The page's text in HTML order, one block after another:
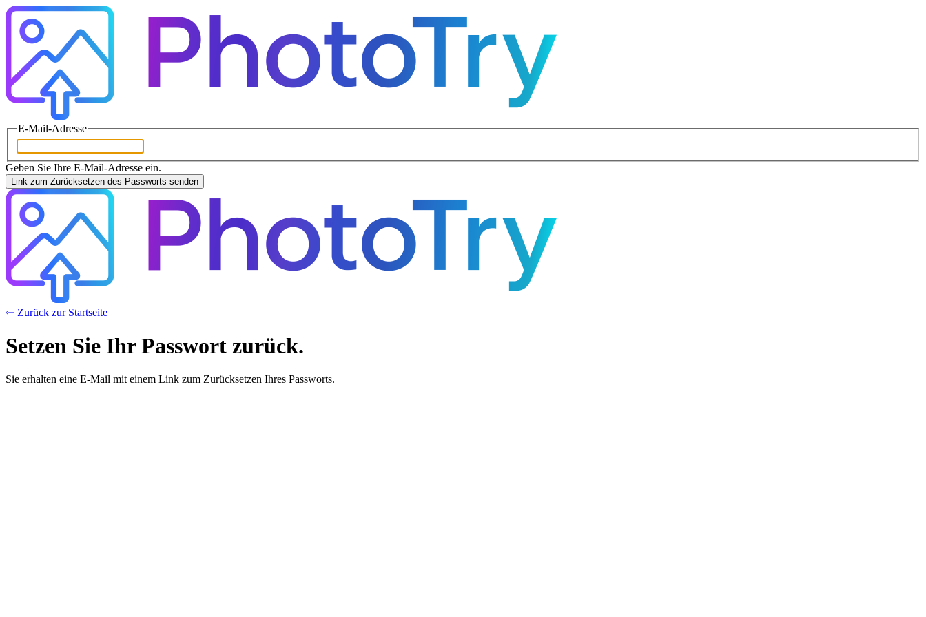
E-Mail-Adresse
Geben Sie Ihre E-Mail-Adresse ein.
Link zum Zurücksetzen des Passworts senden
⇽ Zurück zur Startseite
Setzen Sie Ihr Passwort zurück.
Sie erhalten eine E-Mail mit einem Link zum Zurücksetzen Ihres Passworts.